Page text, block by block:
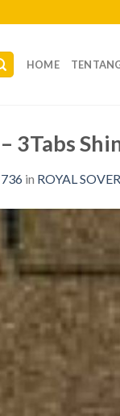
HOME
3Tabs
in ROYAL